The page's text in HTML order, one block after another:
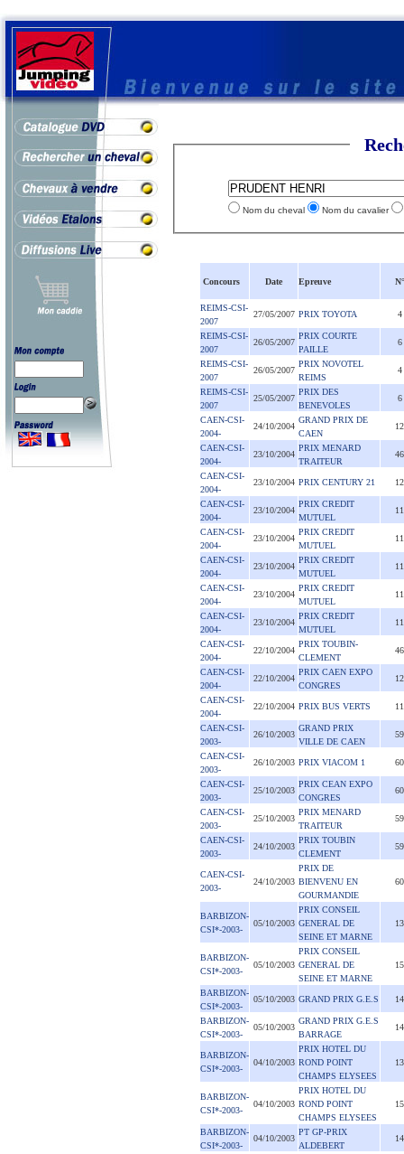
Nom du cheval Nom du cavalier
Concours Date Epreuve N°
REIMS-CSI-
2007
27/05/2007 PRIX TOYOTA 4
REIMS-CSI-
2007
26/05/2007
PRIX COURTE
PAILLE
6
REIMS-CSI-
2007
26/05/2007
PRIX NOVOTEL
REIMS
4
REIMS-CSI-
2007
25/05/2007
PRIX DES
BENEVOLES
6
CAEN-CSI-
2004-
24/10/2004
GRAND PRIX DE
CAEN
12
CAEN-CSI-
2004-
23/10/2004
PRIX MENARD
TRAITEUR
46
CAEN-CSI-
2004-
23/10/2004 PRIX CENTURY 21 12
CAEN-CSI-
2004-
23/10/2004
PRIX CREDIT
MUTUEL
11
CAEN-CSI-
2004-
23/10/2004
PRIX CREDIT
MUTUEL
11
CAEN-CSI-
2004-
23/10/2004
PRIX CREDIT
MUTUEL
11
CAEN-CSI-
2004-
23/10/2004
PRIX CREDIT
MUTUEL
11
CAEN-CSI-
2004-
23/10/2004
PRIX CREDIT
MUTUEL
11
CAEN-CSI-
2004-
22/10/2004
PRIX TOUBIN-
CLEMENT
46
CAEN-CSI-
2004-
22/10/2004
PRIX CAEN EXPO
CONGRES
12
CAEN-CSI-
2004-
22/10/2004 PRIX BUS VERTS 11
CAEN-CSI-
2003-
26/10/2003
GRAND PRIX
VILLE DE CAEN
59
CAEN-CSI-
2003-
26/10/2003 PRIX VIACOM 1 60
CAEN-CSI-
2003-
25/10/2003
PRIX CEAN EXPO
CONGRES
60
CAEN-CSI-
2003-
25/10/2003
PRIX MENARD
TRAITEUR
59
CAEN-CSI-
2003-
24/10/2003
PRIX TOUBIN
CLEMENT
59
CAEN-CSI-
2003-
24/10/2003
PRIX DE
BIENVENU EN
GOURMANDIE
60
BARBIZON-
CSI*-2003-
05/10/2003
PRIX CONSEIL
GENERAL DE
SEINE ET MARNE
13
BARBIZON-
CSI*-2003-
05/10/2003
PRIX CONSEIL
GENERAL DE
SEINE ET MARNE
15
BARBIZON-
CSI*-2003-
05/10/2003 GRAND PRIX G.E.S 14
BARBIZON-
CSI*-2003-
05/10/2003
GRAND PRIX G.E.S
BARRAGE
14
BARBIZON-
CSI*-2003-
04/10/2003
PRIX HOTEL DU
ROND POINT
CHAMPS ELYSEES
13
BARBIZON-
CSI*-2003-
04/10/2003
PRIX HOTEL DU
ROND POINT
CHAMPS ELYSEES
15
BARBIZON-
CSI*-2003-
04/10/2003
PT GP-PRIX
ALDEBERT
14